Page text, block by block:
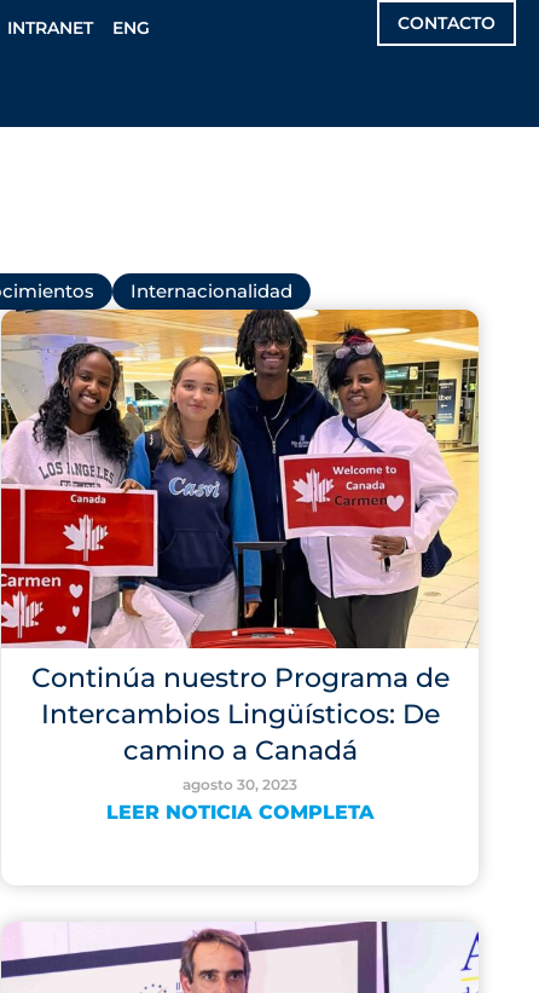
INTRANET ENG CONTACTO
Internacionalidad
Continúa nuestro Programa de
Intercambios Lingüísticos: De
camino a Canadá
agosto 30, 2023
LEER NOTICIA COMPLETA